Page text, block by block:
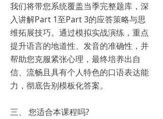
我们将带您系统覆盖当季完整题库，深
入讲解Part 1至Part 3的应答策略与思
维拓展技巧。通过模拟实战演练，重点
提升语言的地道性、发音的准确性，并
帮助您克服紧张心理，最终培养出自
信、流畅且具有个人特色的口语表达能
力，彻底告别模板化答案。
三、 您适合本课程吗?